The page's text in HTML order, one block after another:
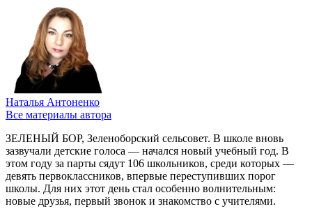
Наталья Антоненко
Все материалы автора
ЗЕЛЕНЫЙ БОР, Зеленоборский сельсовет. В школе вновь
зазвучали детские голоса — начался новый учебный год. В
этом году за парты сядут 106 школьников, среди которых —
девять первоклассников, впервые переступивших порог
школы. Для них этот день стал особенно волнительным:
новые друзья, первый звонок и знакомство с учителями.